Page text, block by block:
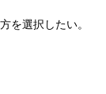
を選択したい。